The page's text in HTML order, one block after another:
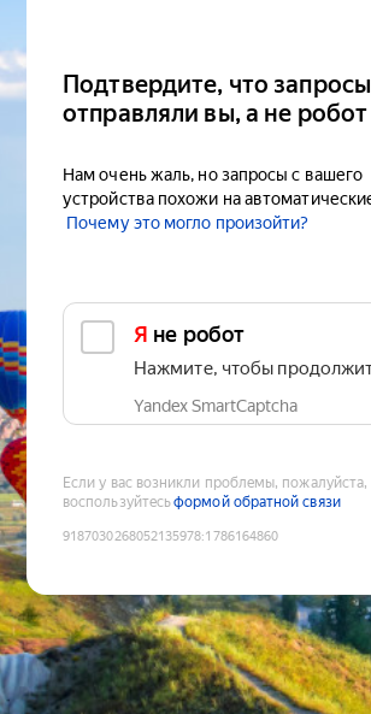
Подтвердите, что запросы
отправляли вы, а не робот
Нам очень жаль, но запросы с вашего
устройства похожи на
Почему это могло произойти?
Я не робот
Нажмите, чтобы
Yandex SmartCaptcha
Если у вас возникли проблемы, пожалуйста,
воспользуйтесьформой обратной связи
9187030268052135978:1786164860